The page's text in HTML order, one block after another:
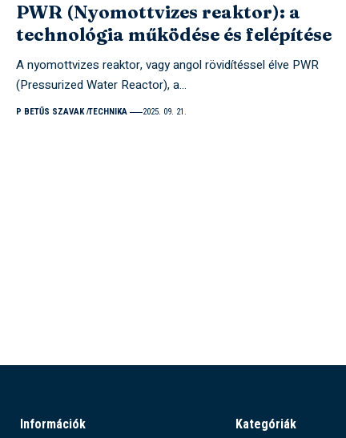
PWR (Nyomottvizes reaktor): a
technológia működése és felépítése
A nyomottvizes reaktor, vagy angol rövidítéssel élve PWR
(Pressurized Water Reactor), a…
P BETŰS SZAVAK TECHNIKA 2025. 09. 21.
Információk Kategóriák